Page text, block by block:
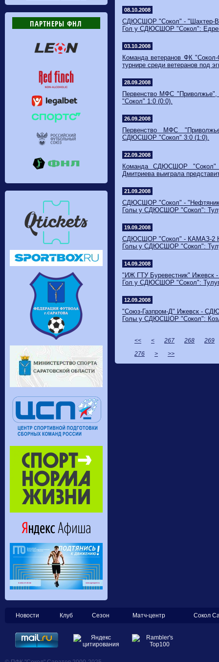
ПАРТНЕРЫ ФНЛ
08.10.2008
СДЮСШОР "Сокол" - "Шахтер-
Гол у СДЮСШОР "Сокол":
03.10.2008
Команда ветеранов ФК
турнире среди ветеранов под
28.09.2008
Первенство МФС
"Сокол" 1:0 (0:0).
26.09.2008
Первенство МФС
СДЮСШОР "Сокол" 3:0 (1:0).
22.09.2008
Команда СДЮСШОР "Сокол"
Дмитриева выиграла
21.09.2008
СДЮСШОР "Сокол" -
Голы у СДЮСШОР "Сокол":
19.09.2008
СДЮСШОР "Сокол" - КАМАЗ-2
Голы у СДЮСШОР "Сокол":
14.09.2008
"ИЖ ГТУ Буревестник"
Гол у СДЮСШОР "Сокол":
12.09.2008
"Союз-Газпром-Д" Ижевск -
Голы у СДЮСШОР "Сокол":
<< < 267 268
269
276
> >>
Новости Клуб Сезон Матч-центр Сокол